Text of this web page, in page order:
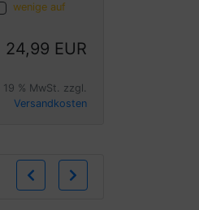
wenige auf
24,99 EUR
19 % MwSt. zzgl.
Versandkosten
Zurück